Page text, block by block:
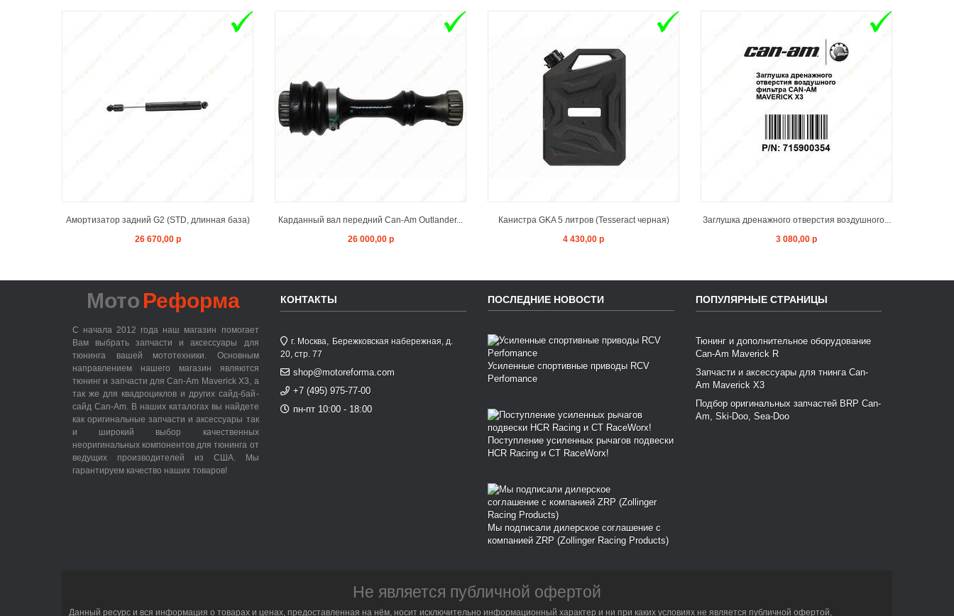
Амортизатор задний G2 (STD, длинная база)
26 670,00 р
Карданный вал передний Can-Am Outlander...
26 000,00 р
ADD TO CART
Канистра GKA 5 литров (Tesseract черная)
4 430,00 р
ADD TO CART
Заглушка дренажного отверстия воздушного...
3 080,00 р
ADD TO CART
Мото Реформа
С начала 2012 года наш магазин помогает
Вам выбрать запчасти и аксессуары для
тюнинга вашей мототехники. Основным
направлением нашего магазин являются
тюнинг и запчасти для Can-Am Maverick X3, а
так же для квадроциклов и других сайд-бай-
сайд Can-Am. В наших каталогах вы найдете
как оригинальные запчасти и аксессуары так
и широкий выбор качественных
неоригинальных компонентов для тюнинга от
ведущих производителей из США. Мы
гарантируем качество наших товаров!
КОНТАКТЫ
г. Москва, Бережковская набережная, д.
20, стр. 77
shop@motoreforma.com
+7 (495) 975-77-00
пн-пт 10:00 - 18:00
ПОСЛЕДНИЕ НОВОСТИ
Усиленные спортивные приводы RCV
Perfomance
Поступление усиленных рычагов подвески
HCR Racing и CT RaceWorx!
Мы подписали дилерское соглашение с
компанией ZRP (Zollinger Racing Products)
ПОПУЛЯРНЫЕ СТРАНИЦЫ
Тюнинг и дополнительное оборудование
Can-Am Maverick R
Запчасти и аксессуары для тнинга Can-
Am Maverick X3
Подбор оригинальных запчастей BRP Can-
Am, Ski-Doo, Sea-Doo
Не является публичной офертой
Данный ресурс и вся информация о товарах и ценах, предоставленная на нём, носит исключительно информационный характер и ни при каких условиях не является публичной офертой,